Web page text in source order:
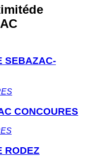
de
SEBAZAC-
CONCOURES
RODEZ